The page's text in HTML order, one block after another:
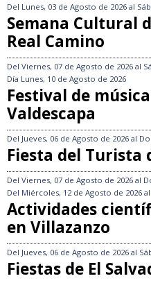
Del Lunes, 03 de Agosto de 2026 al
Semana Cultural
Real Camino
Del Viernes, 07 de Agosto de 2026 al
Día Lunes, 10 de Agosto de 2026
Festival de
Valdescapa
Del Jueves, 06 de Agosto de 2026 al
Fiesta del Turista
Del Viernes, 07 de Agosto de 2026 al
Del Miércoles, 12 de Agosto de 2026 al
Actividades
en Villazanzo
Del Jueves, 06 de Agosto de 2026 al
Fiestas de El